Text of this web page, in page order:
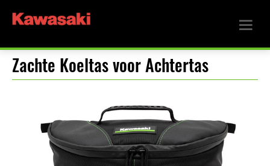
Zachte Koeltas voor Achtertas